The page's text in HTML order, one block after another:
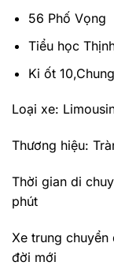
56 Phố Vọng
Tiểu học
Ki ốt
Loại xe:
Thương hiệu:
Thời gian di
phút
Xe trung chuyển
đời mới